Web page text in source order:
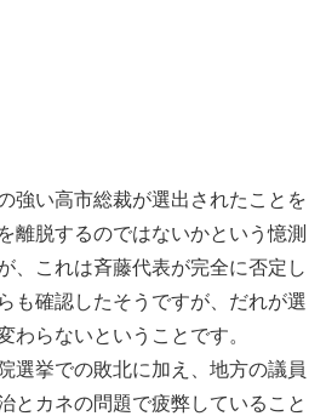
強い高市総裁が選出されたことを
離脱するのではないかという憶測
、これは斉藤代表が完全に否定し
も確認したそうですが、だれが選
わらないということです。
選挙での敗北に加え、地方の議員
とカネの問題で疲弊していること